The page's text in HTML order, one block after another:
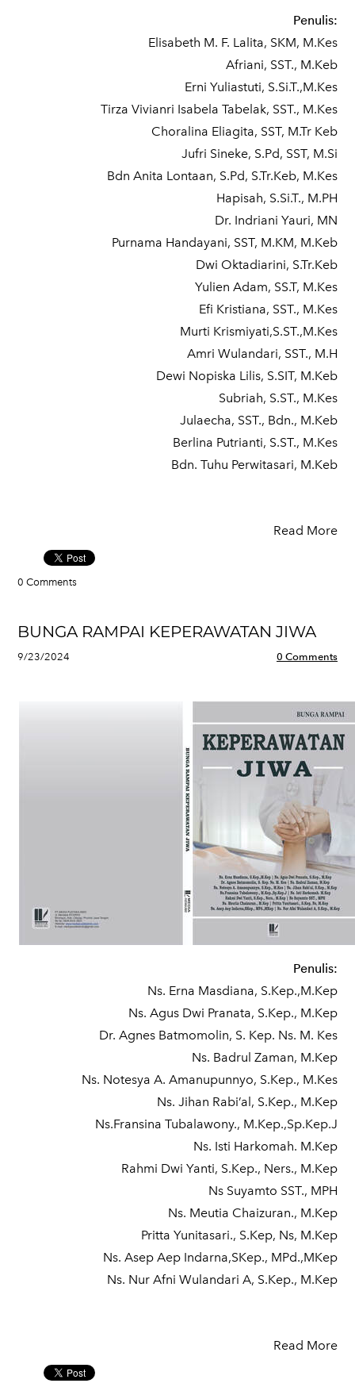
Penulis:
Elisabeth M. F. Lalita, SKM, M.Kes
Afriani, SST., M.Keb
Erni Yuliastuti, S.Si.T.,M.Kes
Tirza Vivianri Isabela Tabelak, SST., M.Kes
Choralina Eliagita, SST, M.Tr Keb
Jufri Sineke, S.Pd, SST, M.Si
Bdn Anita Lontaan, S.Pd, S.Tr.Keb, M.Kes
Hapisah, S.Si.T., M.PH
Dr. Indriani Yauri, MN
Purnama Handayani, SST, M.KM, M.Keb
Dwi Oktadiarini, S.Tr.Keb
Yulien Adam, SS.T, M.Kes
Efi Kristiana, SST., M.Kes
Murti Krismiyati,S.ST.,M.Kes
Amri Wulandari, SST., M.H
Dewi Nopiska Lilis, S.SIT, M.Keb
Subriah, S.ST., M.Kes
Julaecha, SST., Bdn., M.Keb
Berlina Putrianti, S.ST., M.Kes
Bdn. Tuhu Perwitasari, M.Keb
Read More
0 Comments
BUNGA RAMPAI KEPERAWATAN JIWA
9/23/2024 0 Comments
Penulis:
Ns. Erna Masdiana, S.Kep.,M.Kep
Ns. Agus Dwi Pranata, S.Kep., M.Kep
Dr. Agnes Batmomolin, S. Kep. Ns. M. Kes
Ns. Badrul Zaman, M.Kep
Ns. Notesya A. Amanupunnyo, S.Kep., M.Kes
Ns. Jihan Rabi’al, S.Kep., M.Kep
Ns.Fransina Tubalawony., M.Kep.,Sp.Kep.J
Ns. Isti Harkomah. M.Kep
Rahmi Dwi Yanti, S.Kep., Ners., M.Kep
Ns Suyamto SST., MPH
Ns. Meutia Chaizuran., M.Kep
Pritta Yunitasari., S.Kep, Ns, M.Kep
Ns. Asep Aep Indarna,SKep., MPd.,MKep
Ns. Nur Afni Wulandari A, S.Kep., M.Kep
Read More